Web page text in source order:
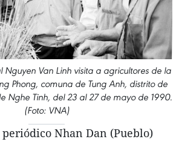
Nguyen Van Linh visita a agricultores de la
Phong, comuna de Tung Anh, distrito de
Nghe Tinh, del 23 al 27 de mayo de 1990.
(Foto: VNA)
Nhan Dan (Pueblo)